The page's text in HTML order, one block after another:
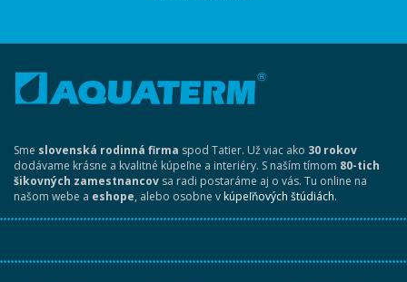
Sme slovenská rodinná firma spod Tatier. Už viac ako 30 rokov
dodávame krásne a kvalitné kúpeľne a interiéry. S naším tímom 80-tich
šikovných zamestnancov sa radi postaráme aj o vás. Tu online na
našom webe a eshope, alebo osobne vkúpeľňových štúdiách.